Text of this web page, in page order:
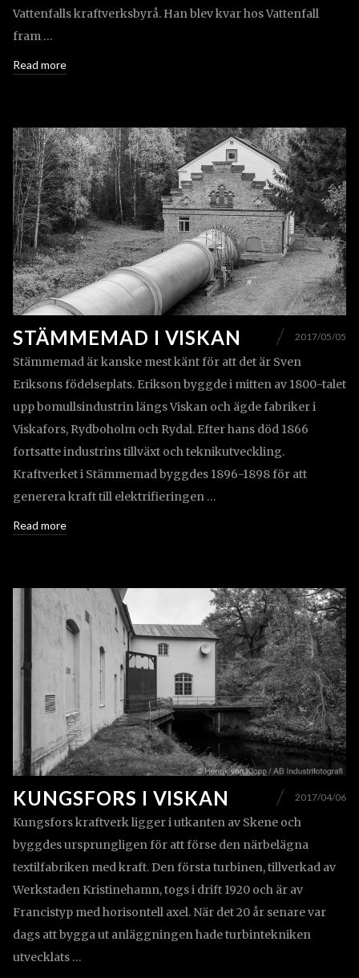
Vattenfalls kraftverksbyrå. Han blev kvar hos Vattenfall
fram …
Read more
STÄMMEMAD I VISKAN 2017/05/05
Stämmemad är kanske mest känt för att det är Sven
Eriksons födelseplats. Erikson byggde i mitten av 1800-talet
upp bomullsindustrin längs Viskan och ägde fabriker i
Viskafors, Rydboholm och Rydal. Efter hans död 1866
fortsatte industrins tillväxt och teknikutveckling.
Kraftverket i Stämmemad byggdes 1896-1898 för att
generera kraft till elektrifieringen …
Read more
KUNGSFORS I VISKAN 2017/04/06
Kungsfors kraftverk ligger i utkanten av Skene och
byggdes ursprungligen för att förse den närbelägna
textilfabriken med kraft. Den första turbinen, tillverkad av
Werkstaden Kristinehamn, togs i drift 1920 och är av
Francistyp med horisontell axel. När det 20 år senare var
dags att bygga ut anläggningen hade turbintekniken
utvecklats …